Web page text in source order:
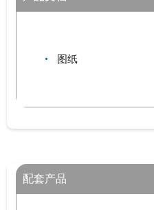
图纸
配套产品